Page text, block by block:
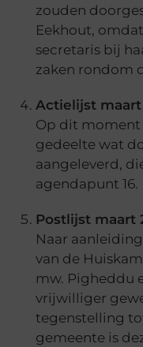
zouden
Eekhout,
secretaris bij
zaken rondom
Actielijst maart
Op dit moment
gedeelte wat
aangeleverd,
agendapunt 16.
Postlijst maart
Naar
van de
mw. Pigheddu
vrijwilliger
tegenstelling
gemeente is